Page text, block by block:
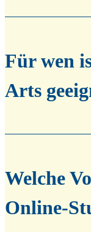
Für wen
Arts
Welche
Online-